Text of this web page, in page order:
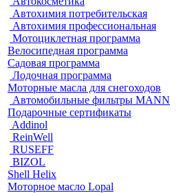
Автохимия потребительская
Автохимия профессиональная
Мотоциклетная программа
Велосипедная программа
Садовая программа
Лодочная программа
Моторные масла для снегоходов
Автомобильные фильтры MANN
Подарочные сертификаты
Addinol
ReinWell
RUSEFF
BIZOL
Shell Helix
Моторное масло Lopal